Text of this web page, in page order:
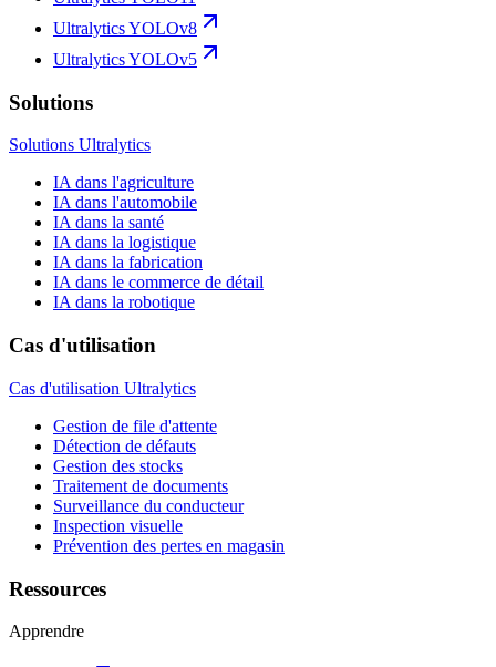
Ultralytics YOLOv8
Ultralytics YOLOv5
Solutions
Solutions Ultralytics
IA dans l'agriculture
IA dans l'automobile
IA dans la santé
IA dans la logistique
IA dans la fabrication
IA dans le commerce de détail
IA dans la robotique
Cas d'utilisation
Cas d'utilisation Ultralytics
Gestion de file d'attente
Détection de défauts
Gestion des stocks
Traitement de documents
Surveillance du conducteur
Inspection visuelle
Prévention des pertes en magasin
Ressources
Apprendre